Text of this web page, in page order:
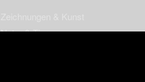
Natur & Tiere